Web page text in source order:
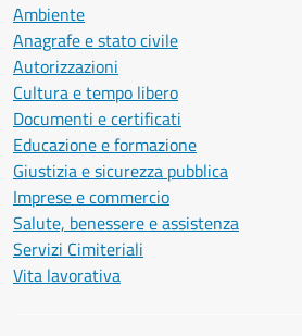
Ambiente
Anagrafe e stato civile
Autorizzazioni
Cultura e tempo libero
Documenti e certificati
Educazione e formazione
Giustizia e sicurezza pubblica
Imprese e commercio
Salute, benessere e assistenza
Servizi Cimiteriali
Vita lavorativa